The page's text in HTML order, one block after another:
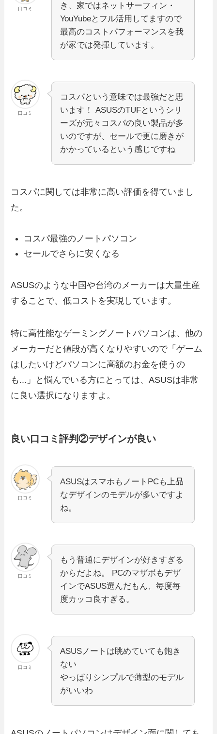
口コミ
き、家ではネットサーフィン・
YouYubeとフル活用してますので
最高のコストパフォーマンスを我
が家では発揮しています。
口コミ
コスパという意味では最強だと思
います！ ASUSのTUFというシリ
ーズが元々コスパの良い製品が多
いのですが、セールで更に磨きが
かかっているという感じですね
コスパに関しては非常に高い評価を得ていまし
た。
コスパ最強のノートパソコン
セールでさらに安くなる
ASUSのような中国や台湾のメーカーは大量生産
することで、低コストを実現しています。
特に高性能なゲーミングノートパソコンは、他の
メーカーだと値段が高くなりやすいので「ゲーム
はしたいけどパソコンに高額のお金を使うの
も...」と悩んでいる方にとっては、ASUSは非常
に良い選択になりますよ。
良い口コミ評判②デザインが良い
口コミ
ASUSはスマホもノートPCも上品
なデザインのモデルが多いですよ
ね。
口コミ
もう普通にデザインが好きすぎる
からだよね。 PCのマザボもデザ
インでASUS選んだもん、毎度毎
度カッコ良すぎる。
口コミ
ASUSノートは眺めていても飽き
ない
やっぱりシンプルで薄型のモデル
がいいわ